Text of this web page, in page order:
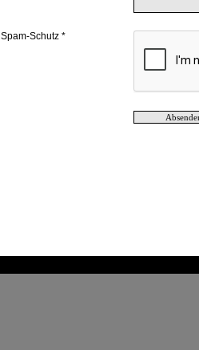
Spam-Schutz *